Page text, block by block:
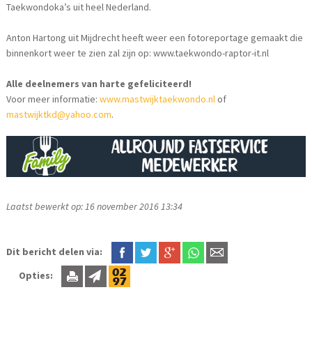
Taekwondoka’s uit heel Nederland.
Anton Hartong uit Mijdrecht heeft weer een fotoreportage gemaakt die
binnenkort weer te zien zal zijn op: www.taekwondo-raptor-it.nl
Alle deelnemers van harte gefeliciteerd!
Voor meer informatie:www.mastwijktaekwondo.nlof
mastwijktkd@yahoo.com.
Laatst bewerkt op: 16 november 2016 13:34
Dit bericht delen via:
Opties: